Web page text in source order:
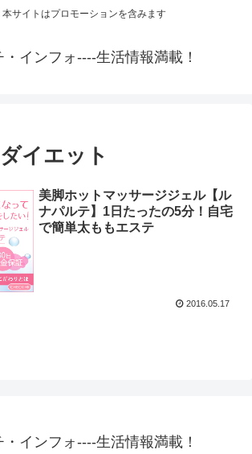
本サイトはプロモーションを含みます
・インフォ----生活情報満載！
イエット
美脚ホットマッサージジェル【ル
ナパルテ】1日たったの5分！自宅
で簡単太ももエステ
2016.05.17
・インフォ----生活情報満載！